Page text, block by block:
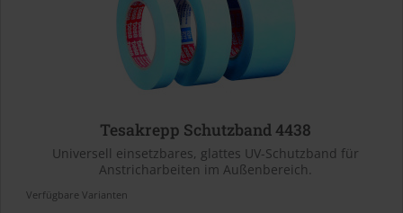
Tesakrepp Schutzband 4438
Universell einsetzbares, glattes UV-Schutzband für
Anstricharbeiten im Außenbereich.
Verfügbare Varianten